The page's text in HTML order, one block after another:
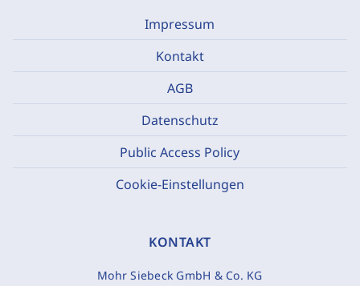
Impressum
Kontakt
AGB
Datenschutz
Public Access Policy
Cookie-Einstellungen
KONTAKT
Mohr Siebeck GmbH & Co. KG